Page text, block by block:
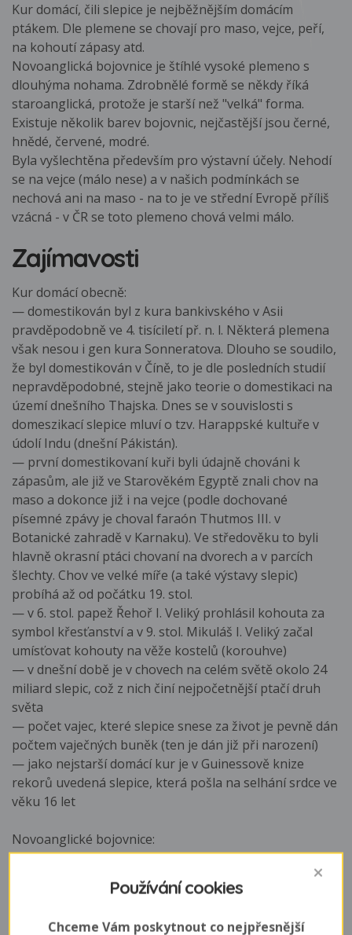
Kur domácí, čili slepice je nejběžnějším domácím
ptákem. Dle plemene se chovají pro maso, vejce, peří,
na kohoutí zápasy atd.
Novoanglická bojovnice je štíhlé vysoké plemeno s
dlouhýma nohama. Zdrobnělé formě se někdy říká
staroanglická, protože je starší než "velká" forma.
Existuje několik barev bojovnic, nejčastější jsou černé,
hnědé, červené, modré.
Byla vyšlechtěna především pro výstavní účely. Nehodí
se na vejce (málo nese) a v našich podmínkách se
nechová ani na maso - na to je ve střední Evropě příliš
vzácná - v ČR se toto plemeno chová velmi málo.
Zajímavosti
Kur domácí obecně:
— domestikován byl z kura bankivského v Asii
pravděpodobně ve 4. tisíciletí př. n. l. Některá plemena
však nesou i gen kura Sonneratova. Dlouho se soudilo,
že byl domestikován v Číně, to je dle posledních studií
nepravděpodobné, stejně jako teorie o domestikaci na
území dnešního Thajska. Dnes se v souvislosti s
domeszikací slepice mluví o tzv. Harappské kultuře v
údolí Indu (dnešní Pákistán).
— první domestikovaní kuři byli údajně chováni k
zápasům, ale již ve Starověkém Egyptě znali chov na
maso a dokonce již i na vejce (podle dochované
písemné zpávy je choval faraón Thutmos III. v
Botanické zahradě v Karnaku). Ve středověku to byli
hlavně okrasní ptáci chovaní na dvorech a v parcích
šlechty. Chov ve velké míře (a také výstavy slepic)
probíhá až od počátku 19. stol.
— v 6. stol. papež Řehoř I. Veliký prohlásil kohouta za
symbol křesťanství a v 9. stol. Mikuláš I. Veliký začal
umísťovat kohouty na věže kostelů (korouhve)
— v dnešní době je v chovech na celém světě okolo 24
miliard slepic, což z nich činí nejpočetnější ptačí druh
světa
— počet vajec, které slepice snese za život je pevně dán
počtem vaječných buněk (ten je dán již při narození)
— jako nejstarší domácí kur je v Guinessově knize
rekorů uvedená slepice, která pošla na selhání srdce ve
věku 16 let
Novoanglické bojovnice:
— vznikly koncem 19. stol. ve velké Británii po zákazu
kohoutích zápasů, v důsledku kterého vzrostl zájem o
výstavy. Byly vyšlechtěny z indických bojovnic a malajek.
Používání cookies
Chceme Vám poskytnout co nejpřesnější